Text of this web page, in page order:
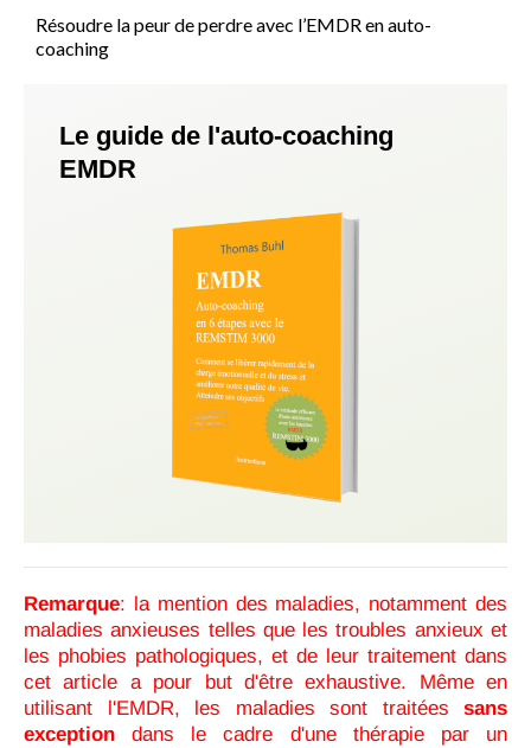
Résoudre la peur de perdre avec l’EMDR en auto-
coaching
Le guide de l'auto-coaching
EMDR
Remarque: la mention des maladies, notamment des
maladies anxieuses telles que les troubles anxieux et
les phobies pathologiques, et de leur traitement dans
cet article a pour but d'être exhaustive. Même en
utilisant l'EMDR, les maladies sont traitées sans
exception dans le cadre d'une thérapie par un